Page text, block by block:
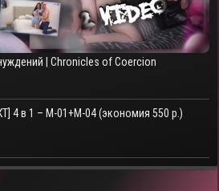
| Chronicles of Coercion
4 в 1 – M-01+M-04 (экономия 550 р.)